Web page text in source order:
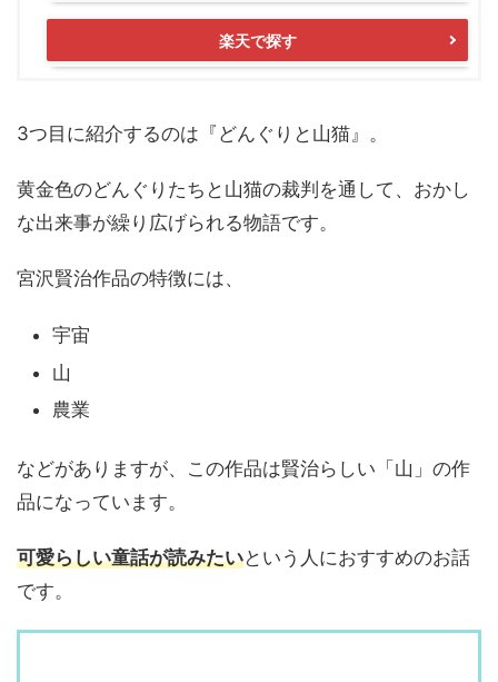
楽天で探す
3つ目に紹介するのは『どんぐりと山猫』。
黄金色のどんぐりたちと山猫の裁判を通して、おかし
な出来事が繰り広げられる物語です。
宮沢賢治作品の特徴には、
宇宙
山
農業
などがありますが、この作品は賢治らしい「山」の作
品になっています。
可愛らしい童話が読みたいという人におすすめのお話
です。